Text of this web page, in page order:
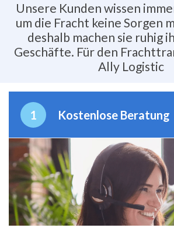
Unsere Kunden wissen
um die Fracht keine Sorgen
deshalb machen sie ruhig
Geschäfte. Für den
Ally Logistic
Kostenlose Beratung